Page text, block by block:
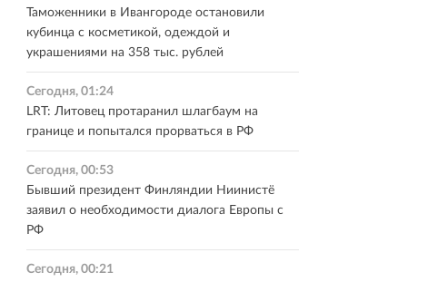
Таможенники в Ивангороде остановили
кубинца с косметикой, одеждой и
украшениями на 358 тыс. рублей
Сегодня, 01:24
LRT: Литовец протаранил шлагбаум на
границе и попытался прорваться в РФ
Сегодня, 00:53
Бывший президент Финляндии Ниинистё
заявил о необходимости диалога Европы с
РФ
Сегодня, 00:21